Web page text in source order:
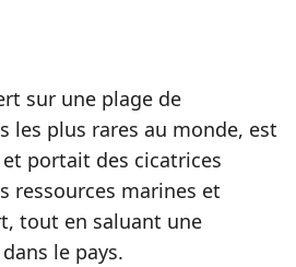
sur une plage de
les plus rares au monde, est
portait des cicatrices
ressources marines et
tout en saluant une
le pays.